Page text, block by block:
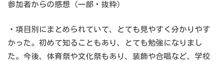
参加者からの感想（一部・抜粋）
・項目別にまとめられていて、とても見やすく分かりやす
かった。初めて知ることもあり、とても勉強になりまし
た。今後、体育祭や文化祭もあり、装飾や合唱など、学校